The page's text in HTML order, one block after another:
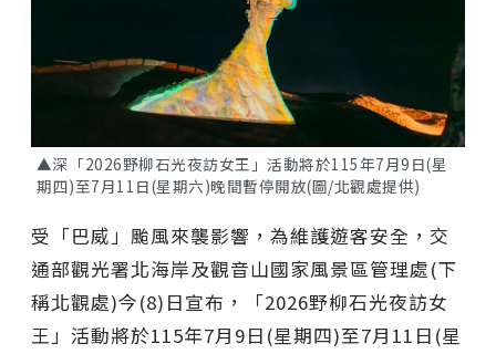
▲深「2026野柳石光夜訪女王」活動將於115年7月9日(星
期四)至7月11日(星期六)晚間暫停開放(圖/北觀處提供)
受「巴威」颱風來襲影響，為維護遊客安全，交
通部觀光署北海岸及觀音山國家風景區管理處(下
稱北觀處)今(8)日宣布，「2026野柳石光夜訪女
王」活動將於115年7月9日(星期四)至7月11日(星